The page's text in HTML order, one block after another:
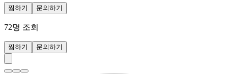
찜하기 문의하기
72명 조회
찜하기 문의하기